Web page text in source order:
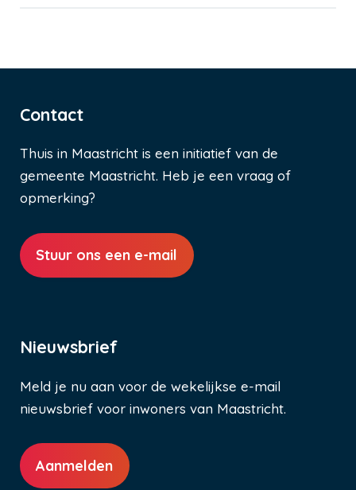
Contact
Thuis in Maastricht is een initiatief van de
gemeente Maastricht. Heb je een vraag of
opmerking?
Stuur ons een e-mail
Nieuwsbrief
Meld je nu aan voor de wekelijkse e-mail
nieuwsbrief voor inwoners van Maastricht.
Aanmelden